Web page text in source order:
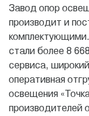
Завод опор
производит и
стали более 8
сервиса,
оперативная
освещения
производителей